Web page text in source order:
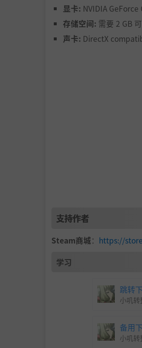
策略性的修炼与成长
游戏中的修炼注重玩家的
显卡: NVIDIA GeForce
存储空间: 需要 2 GB
声卡: DirectX
支持作者
Steam商城： https://
学习
跳转
小叽
备用
小叽